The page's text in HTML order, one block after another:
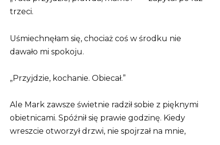
trzeci.
Uśmiechnęłam się, chociaż coś w środku nie
dawało mi spokoju.
„Przyjdzie, kochanie. Obiecał.”
Ale Mark zawsze świetnie radził sobie z pięknymi
obietnicami. Spóźnił się prawie godzinę. Kiedy
wreszcie otworzył drzwi, nie spojrzał na mnie,